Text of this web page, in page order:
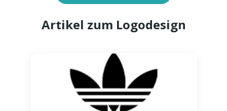
Artikel zum Logodesign